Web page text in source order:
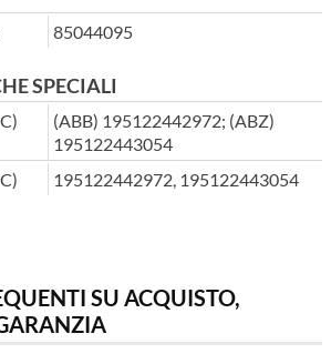
85044095
SPECIALI
(ABB) 195122442972; (ABZ)
195122443054
195122442972, 195122443054
SU ACQUISTO,